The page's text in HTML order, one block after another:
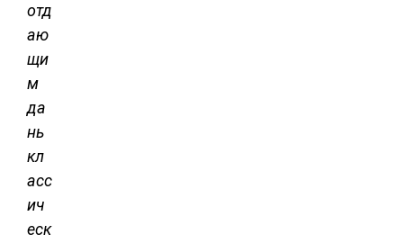
отд
аю
щи
м
да
нь
кл
асс
ич
еск